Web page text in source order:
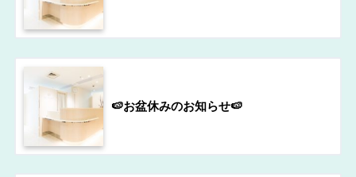
🍉お盆休みのお知らせ🍉